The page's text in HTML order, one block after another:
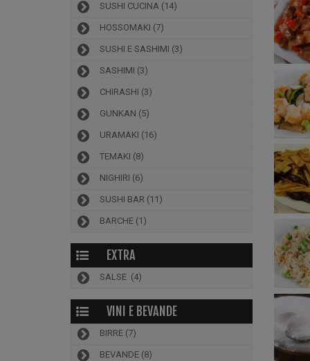
SUSHI CUCINA (14)
HOSSOMAKI (7)
SUSHI E SASHIMI (3)
SASHIMI (3)
CHIRASHI (3)
GUNKAN (5)
URAMAKI (16)
TEMAKI (8)
NIGHIRI (6)
SUSHI BAR (11)
BARCHE (1)
EXTRA
SALSE (4)
VINI E BEVANDE
BIRRE (7)
BEVANDE (8)